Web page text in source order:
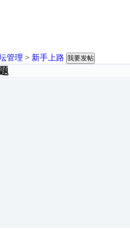
管理 > 新手上路 我要发帖